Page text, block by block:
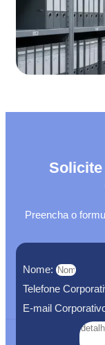
Preencha o
Nome:
Telefone
E-mail